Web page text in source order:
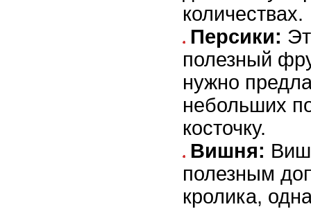
количествах.
Персики:
полезный
нужно
небольших
косточку.
Вишня:
полезным
кролика,